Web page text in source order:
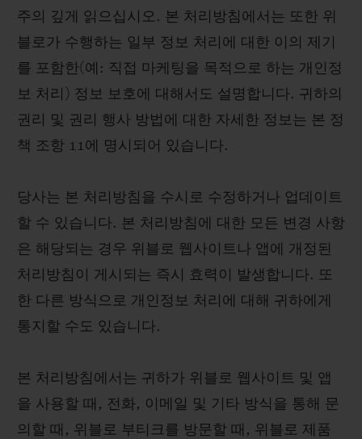
주의 깊게 읽으십시오. 본 처리방침에서는 또한 위
블로가 수행하는 일부 정보 처리에 대한 이의 제기
를 포함한(예: 직접 마케팅을 목적으로 하는 개인정
보 처리) 정보 보호에 대해서도 설명합니다. 귀하의
권리 및 권리 행사 방법에 대한 자세한 정보는 본 정
책 조항 11에 명시되어 있습니다.
당사는 본 처리방침을 수시로 수정하거나 업데이트
할 수 있습니다. 본 처리방침에 대한 모든 변경 사항
은 해당되는 경우 위블로 웹사이트나 앱에 개정된
처리방침이 게시되는 즉시 효력이 발생합니다. 또
한 다른 방식으로 개인정보 처리에 대해 귀하에게
통지할 수도 있습니다.
본 처리방침에서는 귀하가 위블로 웹사이트 및 앱
을 사용할 때, 전화, 이메일 및 기타 방식을 통해 문
의할 때, 위블로 부티크를 방문할 때, 위블로 제품
예상 배송일
무료 배송 & 반품
연락처